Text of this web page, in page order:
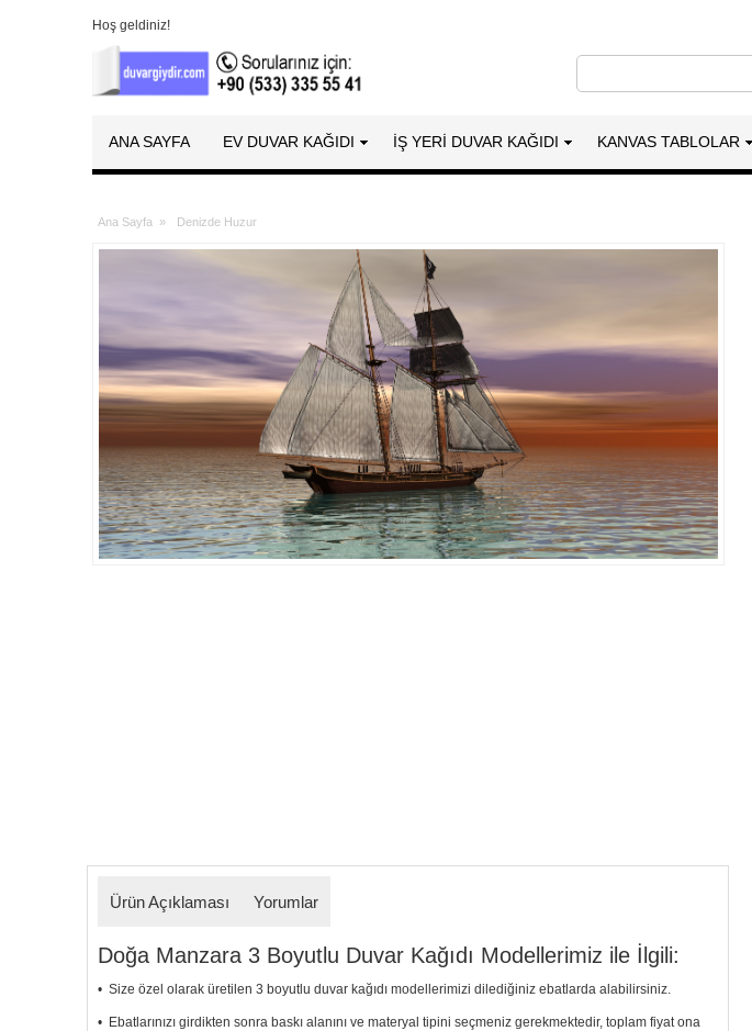
Hoş geldiniz!
ANA SAYFA EV DUVAR KAĞIDI İŞ YERİ DUVAR KAĞIDI KANVAS TABLOLAR
Ana Sayfa » Denizde Huzur
Ürün Açıklaması Yorumlar
Doğa Manzara 3 Boyutlu Duvar Kağıdı Modellerimiz ile İlgili:
• Size özel olarak üretilen 3 boyutlu duvar kağıdı modellerimizi dilediğiniz ebatlarda alabilirsiniz.
• Ebatlarınızı girdikten sonra baskı alanını ve materyal tipini seçmeniz gerekmektedir, toplam fiyat ona